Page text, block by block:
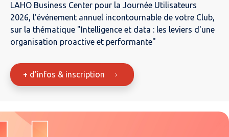
LAHO Business Center pour la Journée Utilisateurs
2026, l'événement annuel incontournable de votre Club,
sur la thématique "Intelligence et data : les leviers d'une
organisation proactive et performante"
+ d'infos & inscription